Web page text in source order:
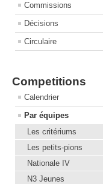
Commissions
Décisions
Circulaire
Competitions
Calendrier
Par équipes
Les critériums
Les petits-pions
Nationale IV
N3 Jeunes